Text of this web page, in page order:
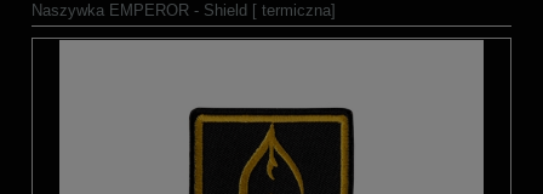
Naszywka EMPEROR - Shield [ termiczna]